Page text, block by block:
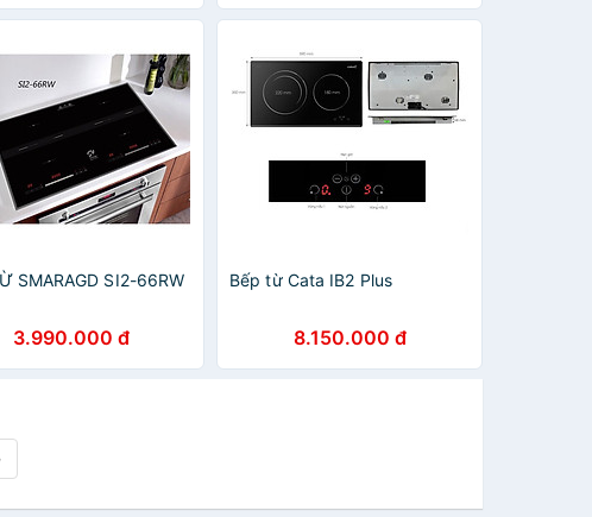
SMARAGD SI2-66RW
3.990.000 đ
Bếp từ Cata IB2 Plus
8.150.000 đ